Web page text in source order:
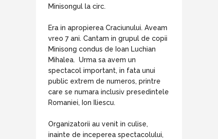
Minisongul la circ.
Era in apropierea Craciunului. Aveam
vreo 7 ani. Cantam in grupul de copii
Minisong condus de Ioan Luchian
Mihalea. Urma sa avem un
spectacol important, in fata unui
public extrem de numeros, printre
care se numara inclusiv presedintele
Romaniei, Ion Iliescu.
Organizatorii au venit in culise,
inainte de inceperea spectacolului,